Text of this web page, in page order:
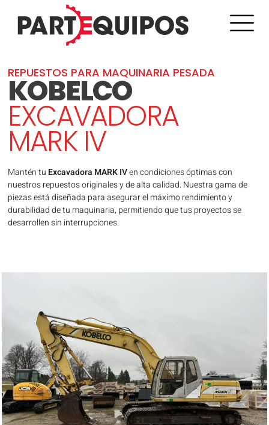
REPUESTOS PARA MAQUINARIA PESADA
KOBELCO
EXCAVADORA
MARK IV
Mantén tu Excavadora MARK IVen condiciones óptimas con
nuestros repuestos originales y de alta calidad. Nuestra gama de
piezas está diseñada para asegurar el máximo rendimiento y
durabilidad de tu maquinaria, permitiendo que tus proyectos se
desarrollen sin interrupciones.